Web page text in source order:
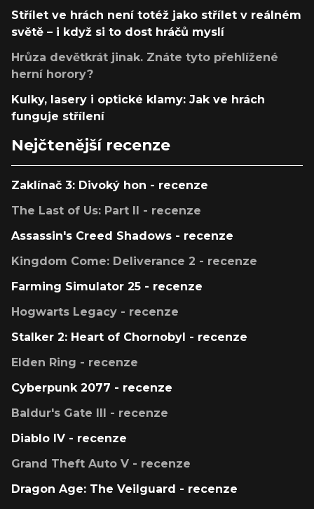
Střílet ve hrách není totéž jako střílet v reálném
světě – i když si to dost hráčů myslí
Hrůza devětkrát jinak. Znáte tyto přehlížené
herní horory?
Kulky, lasery i optické klamy: Jak ve hrách
funguje střílení
Nejčtenější recenze
Zaklínač 3: Divoký hon - recenze
The Last of Us: Part II - recenze
Assassin's Creed Shadows - recenze
Kingdom Come: Deliverance 2 - recenze
Farming Simulator 25 - recenze
Hogwarts Legacy - recenze
Stalker 2: Heart of Chornobyl - recenze
Elden Ring - recenze
Cyberpunk 2077 - recenze
Baldur's Gate III - recenze
Diablo IV - recenze
Grand Theft Auto V - recenze
Dragon Age: The Veilguard - recenze